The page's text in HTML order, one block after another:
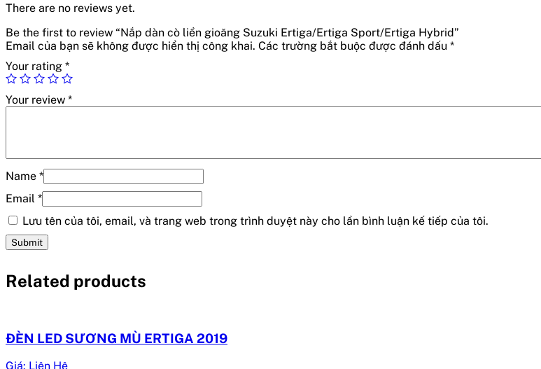
There are no reviews yet.
Be the first to review “Nắp dàn cò liền gioăng Suzuki Ertiga/Ertiga Sport/Ertiga Hybrid”
Email của bạn sẽ không được hiển thị công khai. Các trường bắt buộc được đánh dấu *
Your rating *
Your review *
Name *
Email *
Lưu tên của tôi, email, và trang web trong trình duyệt này cho lần bình luận kế tiếp của tôi.
Related products
ĐÈN LED SƯƠNG MÙ ERTIGA 2019
Giá: Liên Hệ